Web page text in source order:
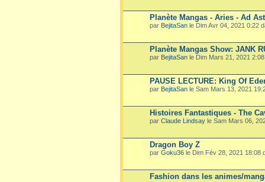
Planète Mangas - Aries - Ad
par BejitaSan le Dim Avr 04, 2021 0:22
Planète Mangas Show: JANK
par BejitaSan le Dim Mars 21, 2021
PAUSE LECTURE: King Of
par BejitaSan le Sam Mars 13, 2021
Histoires Fantastiques - The
par Claude Lindsay le Sam Mars 06,
Dragon Boy Z
par Goku36 le Dim Fév 28, 2021 18:08
Fashion dans les animes/